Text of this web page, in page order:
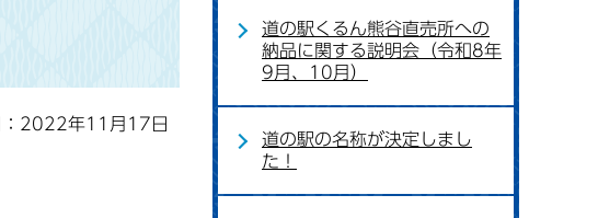
：2022年11月17日
道の駅くるん熊谷直売所への
納品に関する説明会（令和8年
9月、10月）
道の駅の名称が決定しまし
た！